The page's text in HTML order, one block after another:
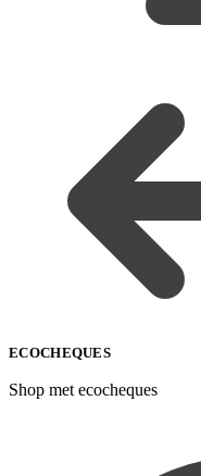
ECOCHEQUES
Shop met ecocheques